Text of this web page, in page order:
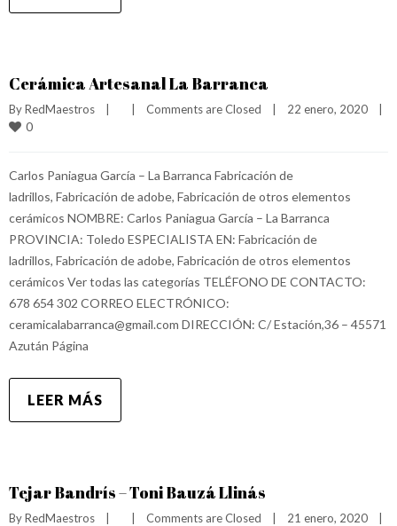
Cerámica Artesanal La Barranca
By RedMaestros Comments are Closed 22 enero, 2020
0
Carlos Paniagua García – La Barranca Fabricación de
ladrillos, Fabricación de adobe, Fabricación de otros elementos
cerámicos NOMBRE: Carlos Paniagua García – La Barranca
PROVINCIA: Toledo ESPECIALISTA EN: Fabricación de
ladrillos, Fabricación de adobe, Fabricación de otros elementos
cerámicos Ver todas las categorías TELÉFONO DE CONTACTO:
678 654 302 CORREO ELECTRÓNICO:
ceramicalabarranca@gmail.com DIRECCIÓN: C/ Estación,36 – 45571
Azután Página
LEER MÁS
Tejar Bandrís – Toni Bauzá Llinás
By RedMaestros Comments are Closed 21 enero, 2020